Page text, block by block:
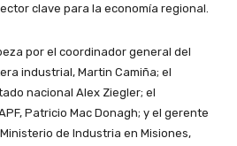
clave para la economía regional.
por el coordinador general del
industrial, Martin Camiña; el
nacional Alex Ziegler; el
Patricio Mac Donagh; y el gerente
de Industria en Misiones,